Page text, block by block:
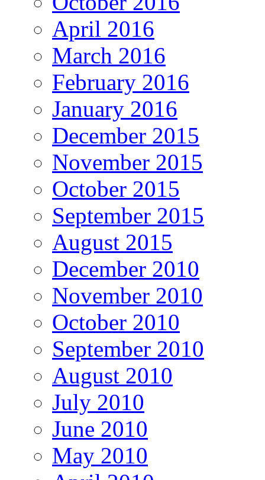
April 2016
March 2016
February 2016
January 2016
December 2015
November 2015
October 2015
September 2015
August 2015
December 2010
November 2010
October 2010
September 2010
August 2010
July 2010
June 2010
May 2010